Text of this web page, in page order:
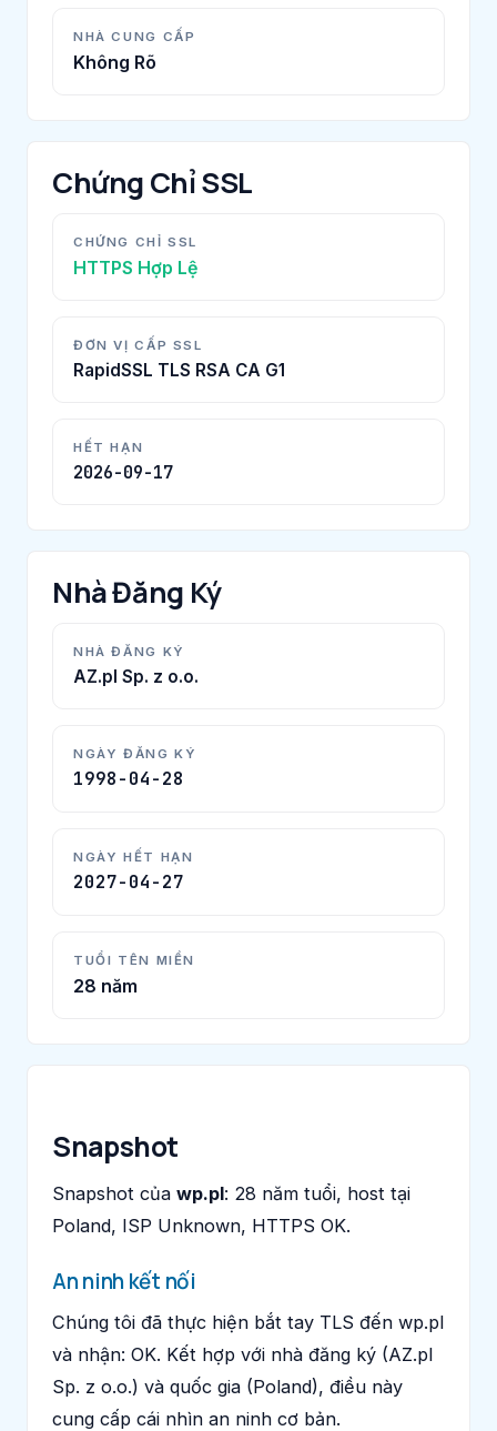
NHÀ CUNG CẤP
Không Rõ
Chứng Chỉ SSL
CHỨNG CHỈ SSL
HTTPS Hợp Lệ
ĐƠN VỊ CẤP SSL
RapidSSL TLS RSA CA G1
HẾT HẠN
2026-09-17
Nhà Đăng Ký
NHÀ ĐĂNG KÝ
AZ.pl Sp. z o.o.
NGÀY ĐĂNG KÝ
1998-04-28
NGÀY HẾT HẠN
2027-04-27
TUỔI TÊN MIỀN
28 năm
Snapshot
Snapshot của wp.pl: 28 năm tuổi, host tại
Poland, ISP Unknown, HTTPS OK.
An ninh kết nối
Chúng tôi đã thực hiện bắt tay TLS đến wp.pl
và nhận: OK. Kết hợp với nhà đăng ký (AZ.pl
Sp. z o.o.) và quốc gia (Poland), điều này
cung cấp cái nhìn an ninh cơ bản.